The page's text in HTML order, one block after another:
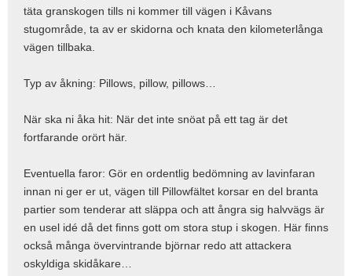
täta granskogen tills ni kommer till vägen i Kåvans
stugområde, ta av er skidorna och knata den kilometerlånga
vägen tillbaka.
Typ av åkning: Pillows, pillow, pillows…
När ska ni åka hit: När det inte snöat på ett tag är det
fortfarande orört här.
Eventuella faror: Gör en ordentlig bedömning av lavinfaran
innan ni ger er ut, vägen till Pillowfältet korsar en del branta
partier som tenderar att släppa och att ångra sig halvvägs är
en usel idé då det finns gott om stora stup i skogen. Här finns
också många övervintrande björnar redo att attackera
oskyldiga skidåkare…